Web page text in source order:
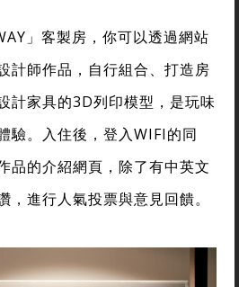
」客製房，你可以透過網站
計師作品，自行組合、打造房
計家具的3D列印模型，是玩味
驗。入住後，登入WIFI的同
品的介紹網頁，除了有中英文
，進行人氣投票與意見回饋。